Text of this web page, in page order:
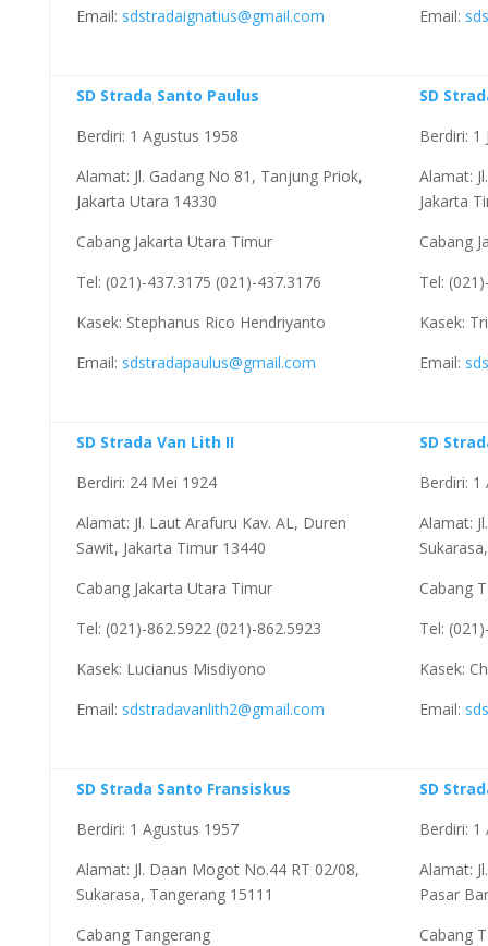
Email: sdstradaignatius@gmail.com
Email:
SD Strada Santo Paulus
Berdiri: 1 Agustus 1958
Alamat: Jl. Gadang No 81, Tanjung Priok,
Jakarta Utara 14330
Cabang Jakarta Utara Timur
Tel: (021)-437.3175 (021)-437.3176
Kasek: Stephanus Rico Hendriyanto
Email: sdstradapaulus@gmail.com
SD
Berdiri: 1
Alamat:
Jakarta
Cabang
Tel:
Kasek:
Email:
SD Strada Van Lith II
Berdiri: 24 Mei 1924
Alamat: Jl. Laut Arafuru Kav. AL, Duren
Sawit, Jakarta Timur 13440
Cabang Jakarta Utara Timur
Tel: (021)-862.5922 (021)-862.5923
Kasek: Lucianus Misdiyono
Email: sdstradavanlith2@gmail.com
SD
Berdiri: 1
Alamat:
Cabang
Tel:
Kasek:
Email:
SD Strada Santo Fransiskus
Berdiri: 1 Agustus 1957
Alamat: Jl. Daan Mogot No.44 RT 02/08,
Sukarasa, Tangerang 15111
Cabang Tangerang
SD
Berdiri: 1
Alamat:
Pasar
Cabang